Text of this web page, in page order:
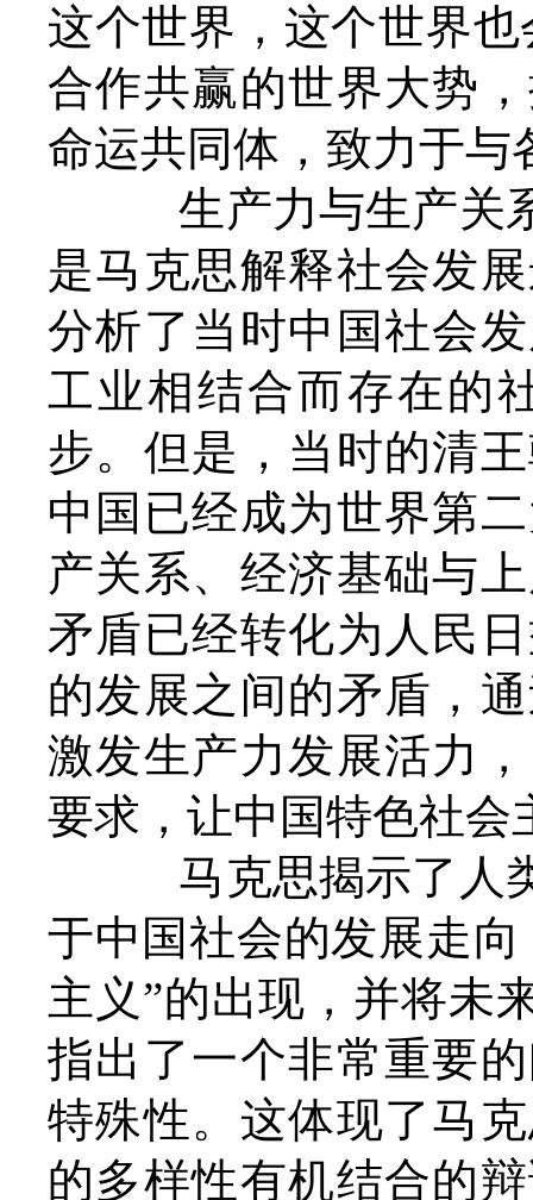
这个世界，这个世界
合作共赢的世界大势
命运共同体，致力于与
生产力与生产关系
是马克思解释社会发
分析了当时中国社会
工业相结合而存在的
步。但是，当时的清
中国已经成为世界第
产关系、经济基础与
矛盾已经转化为人民
的发展之间的矛盾，
激发生产力发展活力
要求，让中国特色社会
马克思揭示了人类
于中国社会的发展走
主义”的出现，并将未
指出了一个非常重要
特殊性。这体现了马
的多样性有机结合的